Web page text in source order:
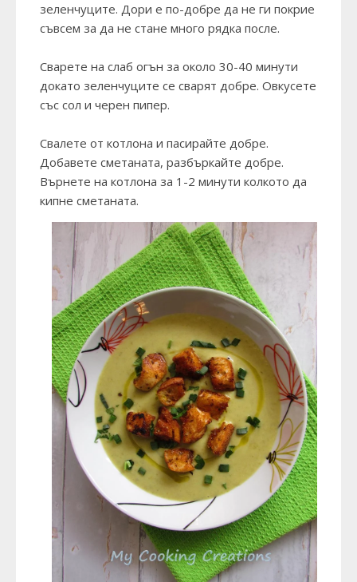
зеленчуците. Дори е по-добре да не ги покрие
съвсем за да не стане много рядка после.
Сварете на слаб огън за около 30-40 минути
докато зеленчуците се сварят добре. Овкусете
със сол и черен пипер.
Свалете от котлона и пасирайте добре.
Добавете сметаната, разбъркайте добре.
Върнете на котлона за 1-2 минути колкото да
кипне сметаната.